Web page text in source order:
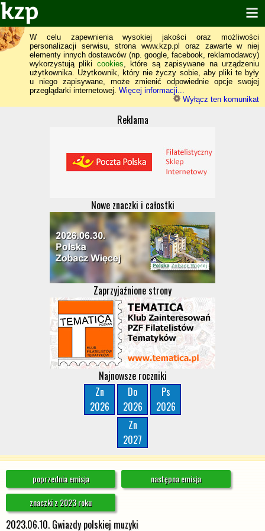
W celu zapewnienia wysokiej jakości oraz możliwości
personalizacji serwisu, strona www.kzp.pl oraz zawarte w niej
elementy innych dostawców (np. google, facebook, reklamodawcy)
wykorzystują pliki cookies, które są zapisywane na urządzeniu
użytkownika. Użytkownik, który nie życzy sobie, aby pliki te były
u niego zapisywane, może zmienić odpowiednie opcje swojej
przeglądarki internetowej. Więcej informacji...
Wyłącz ten komunikat
Reklama
Nowe znaczki i całostki
Zaprzyjaźnione strony
Najnowsze roczniki
Zn
2026
Do
2026
Ps
2026
Zn
2027
poprzednia emisja
następna emisja
znaczki z 2023 roku
2023.06.10. Gwiazdy polskiej muzyki